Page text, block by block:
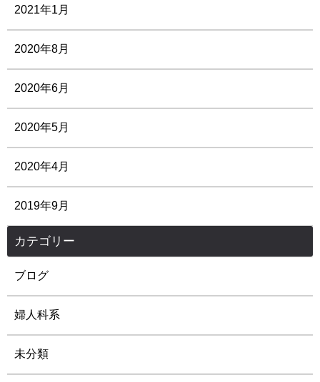
2021年1月
2020年8月
2020年6月
2020年5月
2020年4月
2019年9月
カテゴリー
ブログ
婦人科系
未分類